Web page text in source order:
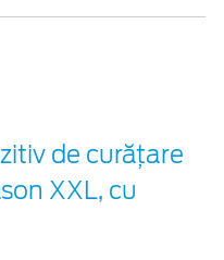
de curățare
XXL, cu